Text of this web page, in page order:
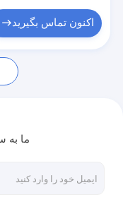
درخواست نقل قول
سنسور حرکت
اکنون تماس بگیرید
ما به